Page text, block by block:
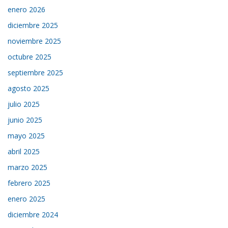
enero 2026
diciembre 2025
noviembre 2025
octubre 2025
septiembre 2025
agosto 2025
julio 2025
junio 2025
mayo 2025
abril 2025
marzo 2025
febrero 2025
enero 2025
diciembre 2024